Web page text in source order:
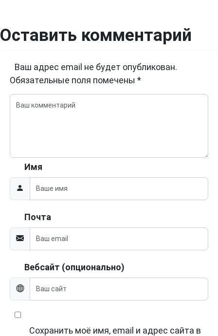
Оставить комментарий
Ваш адрес email не будет опубликован.
Обязательные поля помечены *
Имя
Почта
Вебсайт (опционально)
Сохранить моё имя, email и адрес сайта в